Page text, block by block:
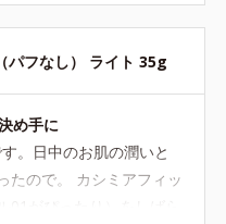
パフなし） ライト 35g
め手に
。日中のお肌の潤いと
たので。 カシミアフィッ